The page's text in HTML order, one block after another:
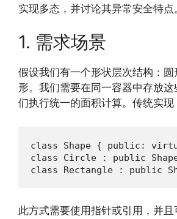
实现多态，并讨论其异常安全特点
1. 需求场景
假设我们有一个形状层次结构：圆
形。我们需要在同一容器中存放这
们执行统一的面积计算。传统实现
class Shape { public:
class Circle : public
class Rectangle : public
此方式需要使用指针或引用，并